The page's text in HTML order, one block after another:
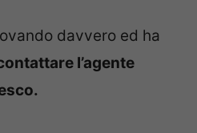
davvero ed ha
l’agente